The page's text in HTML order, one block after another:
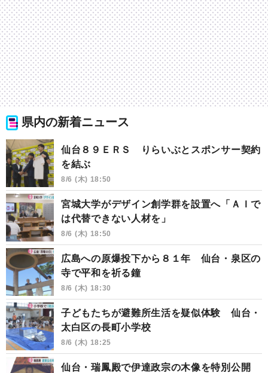
県内の新着ニュース
仙台８９ＥＲＳ りらいぶとスポンサー契約
を結ぶ
8/6 (木) 18:50
宮城大学がデザイン創学群を設置へ「ＡＩで
は代替できない人材を」
8/6 (木) 18:50
広島への原爆投下から８１年 仙台・泉区の
寺で平和を祈る鐘
8/6 (木) 18:30
子どもたちが避難所生活を疑似体験 仙台・
太白区の長町小学校
8/6 (木) 18:25
仙台・瑞鳳殿で伊達政宗の木像を特別公開